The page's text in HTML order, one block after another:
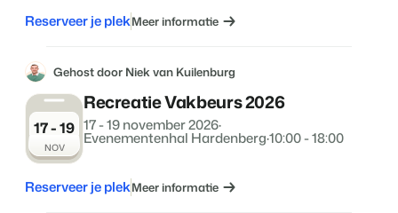
Reserveer je plekMeer informatie
Gehost door Niek van Kuilenburg
17 - 19
NOV
Recreatie Vakbeurs 2026
17 - 19 november 2026·
Evenementenhal Hardenberg·10:00 - 18:00
Reserveer je plekMeer informatie